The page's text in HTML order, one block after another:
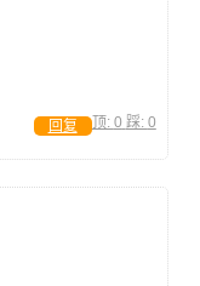
顶: 0 踩: 0
回复